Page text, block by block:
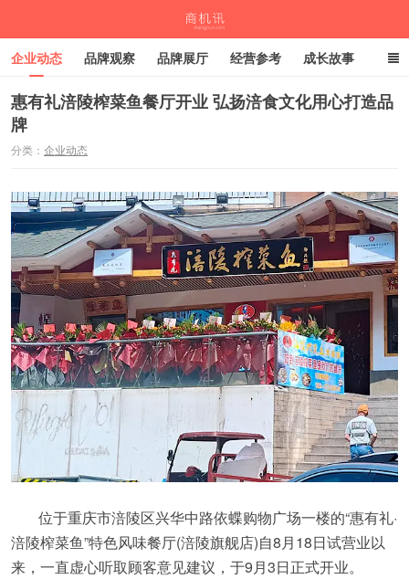
企业动态 品牌观察 品牌展厅 经营参考 成长故事
深度观察 伙伴计划
惠有礼涪陵榨菜鱼餐厅开业 弘扬涪食文化用心打造品
牌
分类： 企业动态
位于重庆市涪陵区兴华中路依蝶购物广场一楼的“惠有礼·
涪陵榨菜鱼”特色风味餐厅(涪陵旗舰店)自8月18日试营业以
来，一直虚心听取顾客意见建议，于9月3日正式开业。